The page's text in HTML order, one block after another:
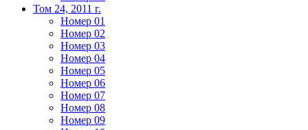
Том 24, 2011 г.
Номер 01
Номер 02
Номер 03
Номер 04
Номер 05
Номер 06
Номер 07
Номер 08
Номер 09